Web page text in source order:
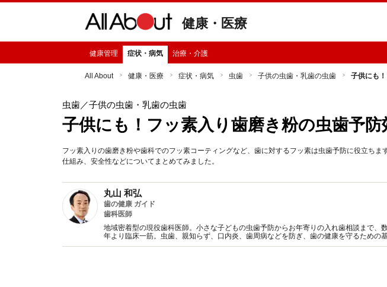
健康・医療
健康管理 症状・病気 治療・介護
All About 健康・医療 症状・病気 虫歯 子供の虫歯・乳歯の虫歯 子供にも
虫歯／子供の虫歯・乳歯の虫歯
子供にも！フッ素入り歯磨き粉の虫歯予防
フッ素入りの歯磨き粉や歯科でのフッ素コーティングなど、歯に対するフッ素は虫歯予防に役立ちま
仕組み、安全性などについてまとめてみました。
丸山 和弘
歯の健康 ガイド
歯科医師
地域密着型の現役歯科医師。小さな子どもの虫歯予防からお年寄りの入れ歯相談まで、
年より臨床一筋。虫歯、親知らず、口内炎、歯周病などを防ぎ、歯の健康を守るための
わかりやすく解説します。